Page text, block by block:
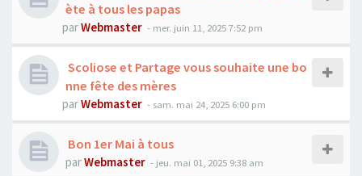
ète à tous les papas
parWebmaster - mer. juin 11, 2025 7:52 pm
Scoliose et Partage vous souhaite une bo
nne fête des mères
parWebmaster - sam. mai 24, 2025 6:00 pm
Bon 1er Mai à tous
parWebmaster - jeu. mai 01, 2025 9:38 am